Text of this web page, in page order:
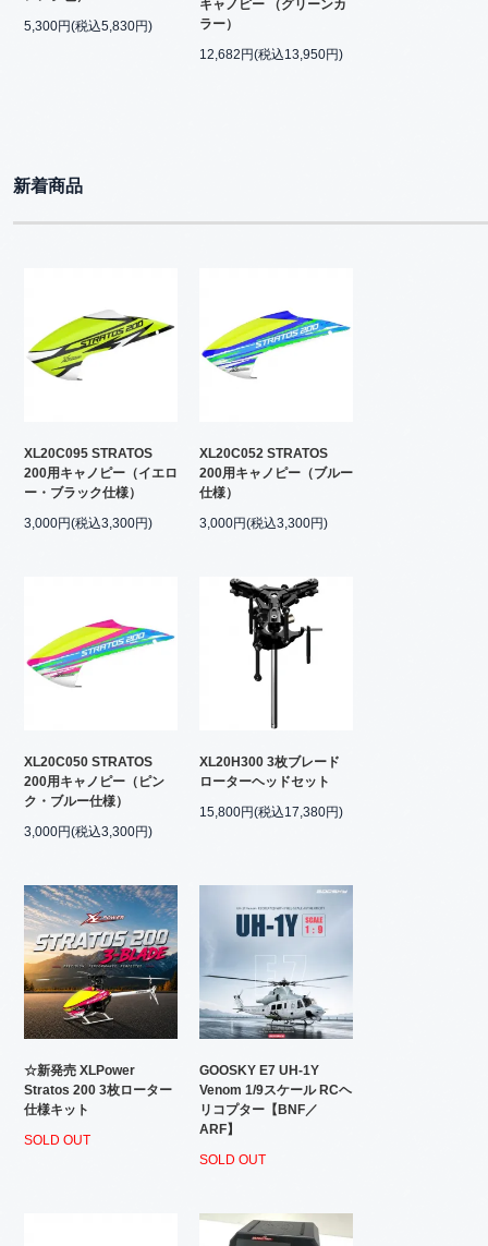
5,300円(税込5,830円)
キャノピー （グリーンカ
ラー）
12,682円(税込13,950円)
新着商品
XL20C095 STRATOS
200用キャノピー（イエロ
ー・ブラック仕様）
3,000円(税込3,300円)
XL20C052 STRATOS
200用キャノピー（ブルー
仕様）
3,000円(税込3,300円)
XL20C050 STRATOS
200用キャノピー（ピン
ク・ブルー仕様）
3,000円(税込3,300円)
XL20H300 3枚ブレード
ローターヘッドセット
15,800円(税込17,380円)
☆新発売 XLPower
Stratos 200 3枚ローター
仕様キット
SOLD OUT
GOOSKY E7 UH-1Y
Venom 1/9スケール RCヘ
リコプター【BNF／
ARF】
SOLD OUT